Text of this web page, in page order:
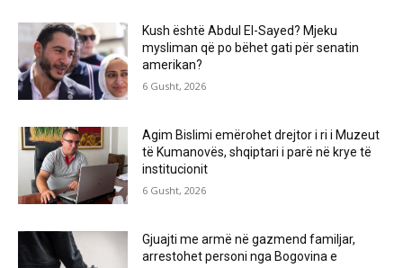
Kush është Abdul El-Sayed? Mjeku
mysliman që po bëhet gati për senatin
amerikan?
6 Gusht, 2026
Agim Bislimi emërohet drejtor i ri i Muzeut
të Kumanovës, shqiptari i parë në krye të
institucionit
6 Gusht, 2026
Gjuajti me armë në gazmend familjar,
arrestohet personi nga Bogovina e